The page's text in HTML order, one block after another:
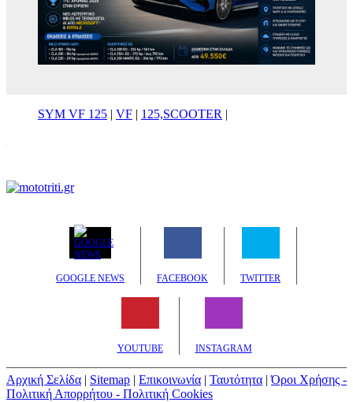
SYM VF 125 | VF | 125,SCOOTER |
GOOGLE NEWS FACEBOOK TWITTER
YOUTUBE INSTAGRAM
Αρχική Σελίδα | Sitemap | Επικοινωνία | Ταυτότητα |Όροι Χρήσης -
Πολιτική Απορρήτου - Πολιτική Cookies